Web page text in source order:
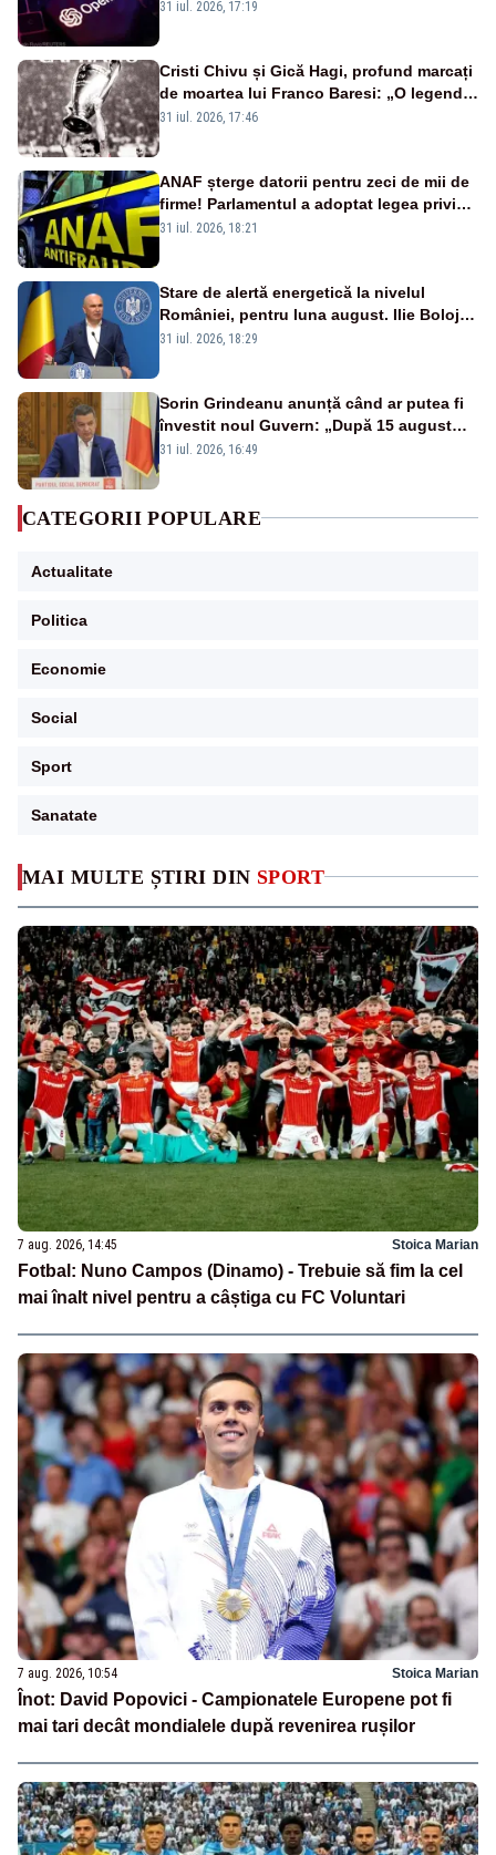
MAI MULTE ȘTIRI DIN SPORT
7 aug. 2026, 14:45 Stoica Marian
Fotbal: Nuno Campos (Dinamo) - Trebuie să fim la cel
mai înalt nivel pentru a câștiga cu FC Voluntari
7 aug. 2026, 10:54 Stoica Marian
Înot: David Popovici - Campionatele Europene pot fi
mai tari decât mondialele după revenirea rușilor
OpenAI și Anthropic, vizate
31 iul. 2026, 17:19
Cristi Chivu și Gică Hagi, profund marcați
de moartea lui Franco Baresi: „O legendă
a fotbalului mondial”
31 iul. 2026, 17:46
ANAF șterge datorii pentru zeci de mii de
firme! Parlamentul a adoptat legea privind
amnistia fiscală
31 iul. 2026, 18:21
Stare de alertă energetică la nivelul
României, pentru luna august. Ilie Bolojan
a anunțat importuri și posibile restricții –
31 iul. 2026, 18:29
Sorin Grindeanu anunță când ar putea fi
învestit noul Guvern: „După 15 august
sunt șanse mai mari”
31 iul. 2026, 16:49
CATEGORII POPULARE
Actualitate
Politica
Economie
Social
Sport
Sanatate